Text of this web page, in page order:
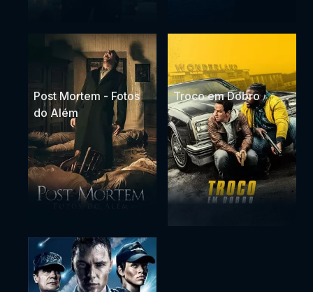
Post Mortem - Fotos
do Além
Troco em Dobro